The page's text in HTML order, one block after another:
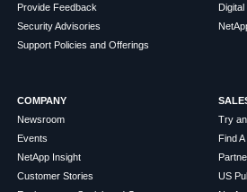
Provide Feedback
Security Advisories
Support Policies and Offerings
COMPANY
Newsroom
Events
NetApp Insight
Customer Stories
Try
Find
US